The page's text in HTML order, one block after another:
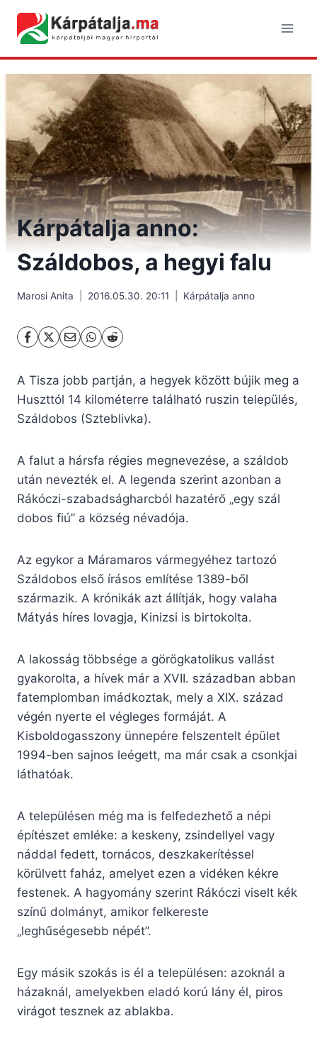
content
Kárpátalja anno:
Száldobos, a hegyi falu
Marosi Anita 2016.05.30. 20:11 Kárpátalja anno
A Tisza jobb partján, a hegyek között bújik meg a
Huszttól 14 kilométerre található ruszin település,
Száldobos (Szteblivka).
A falut a hársfa régies megnevezése, a száldob
után nevezték el. A legenda szerint azonban a
Rákóczi-szabadságharcból hazatérő „egy szál
dobos fiú” a község névadója.
Az egykor a Máramaros vármegyéhez tartozó
Száldobos első írásos említése 1389-ből
származik. A krónikák azt állítják, hogy valaha
Mátyás híres lovagja, Kinizsi is birtokolta.
A lakosság többsége a görögkatolikus vallást
gyakorolta, a hívek már a XVII. században abban
fatemplomban imádkoztak, mely a XIX. század
végén nyerte el végleges formáját. A
Kisboldogasszony ünnepére felszentelt épület
1994-ben sajnos leégett, ma már csak a csonkjai
láthatóak.
A településen még ma is felfedezhető a népi
építészet emléke: a keskeny, zsindellyel vagy
náddal fedett, tornácos, deszkakerítéssel
körülvett faház, amelyet ezen a vidéken kékre
festenek. A hagyomány szerint Rákóczi viselt kék
színű dolmányt, amikor felkereste
„leghűségesebb népét”.
Egy másik szokás is él a településen: azoknál a
házaknál, amelyekben eladó korú lány él, piros
virágot tesznek az ablakba.